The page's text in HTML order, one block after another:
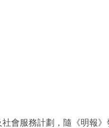
會服務計劃，隨《明報